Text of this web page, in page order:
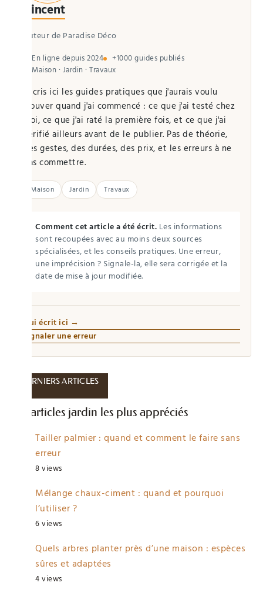
Vincent
Auteur de Paradise Déco
En ligne depuis 2024
+1000 guides publiés
Maison · Jardin · Travaux
J'écris ici les guides pratiques que j'aurais voulu
trouver quand j'ai commencé : ce que j'ai testé chez
moi, ce que j'ai raté la première fois, et ce que j'ai
vérifié ailleurs avant de le publier. Pas de théorie,
des gestes, des durées, des prix, et les erreurs à ne
pas commettre.
Maison Jardin Travaux
Comment cet article a été écrit. Les informations
sont recoupées avec au moins deux sources
spécialisées, et les conseils pratiques. Une erreur,
une imprécision ? Signale-la, elle sera corrigée et la
date de mise à jour modifiée.
Qui écrit ici →
Signaler une erreur
DERNIERS ARTICLES
Les articles jardin les plus appréciés
Tailler palmier : quand et comment le faire sans
erreur
8 views
Mélange chaux-ciment : quand et pourquoi
l’utiliser ?
6 views
Quels arbres planter près d’une maison : espèces
sûres et adaptées
4 views